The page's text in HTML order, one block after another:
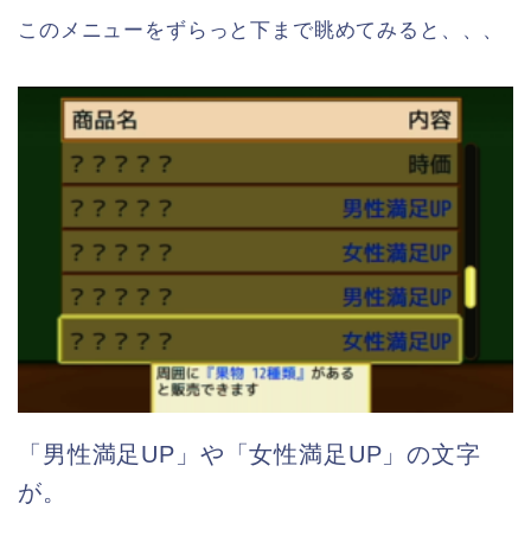
このメニューをずらっと下まで眺めてみると、、、
「男性満足UP」や「女性満足UP」の文字
が。